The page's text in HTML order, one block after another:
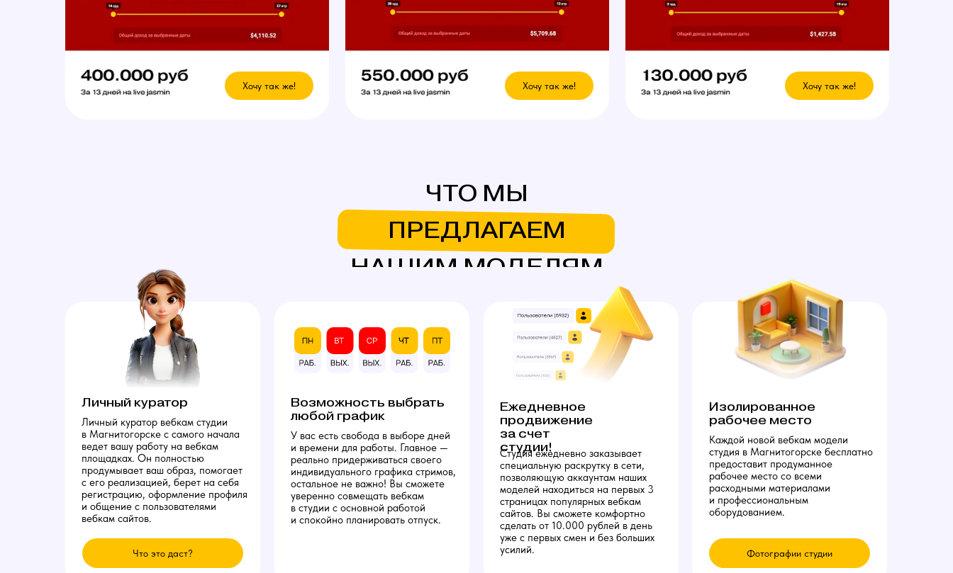
Хочу так же! Хочу так же! Хочу так же!
ЧТО МЫ
ПРЕДЛАГАЕМ
НАШИМ МОДЕЛЯМ
Что это даст?
Личный куратор
Личный куратор вебкам студии
в Магнитогорске с самого начала
ведет вашу работу на вебкам
площадках. Он полностью
продумывает ваш образ, помогает
с его реализацией, берет на себя
регистрацию, оформление профиля
и общение с пользователями
вебкам сайтов.
Возможность выбрать
любой график
У вас есть свобода в выборе дней
и времени для работы. Главное —
реально придерживаться своего
индивидуального графика стримов,
остальное не важно! Вы сможете
уверенно совмещать вебкам
в студии с основной работой
и спокойно планировать отпуск.
Фотографии студии
Ежедневное
продвижение
за счет
студии!
Студия ежедневно заказывает
специальную раскрутку в сети,
позволяющую аккаунтам наших
моделей находиться на первых 3
страницах популярных вебкам
сайтов. Вы сможете комфортно
сделать от 10.000 рублей в день
уже с первых смен и без больших
усилий.
Изолированное
рабочее место
Каждой новой вебкам модели
студия в Магнитогорске бесплатно
предоставит продуманное
рабочее место со всеми
расходными материалами
и профессиональным
оборудованием.